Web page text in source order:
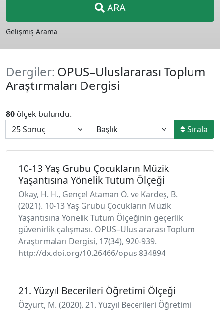
ARA
Gelişmiş Arama
Dergiler: OPUS–Uluslararası Toplum
Araştırmaları Dergisi
80 ölçek bulundu.
Sırala
10-13 Yaş Grubu Çocukların Müzik
Yaşantısına Yönelik Tutum Ölçeği
Okay, H. H., Gençel Ataman Ö. ve Kardeş, B.
(2021). 10-13 Yaş Grubu Çocukların Müzik
Yaşantısına Yönelik Tutum Ölçeğinin geçerlik
güvenirlik çalışması. OPUS–Uluslararası Toplum
Araştırmaları Dergisi, 17(34), 920-939.
http://dx.doi.org/10.26466/opus.834894
21. Yüzyıl Becerileri Öğretimi Ölçeği
Özyurt, M. (2020). 21. Yüzyıl Becerileri Öğretimi